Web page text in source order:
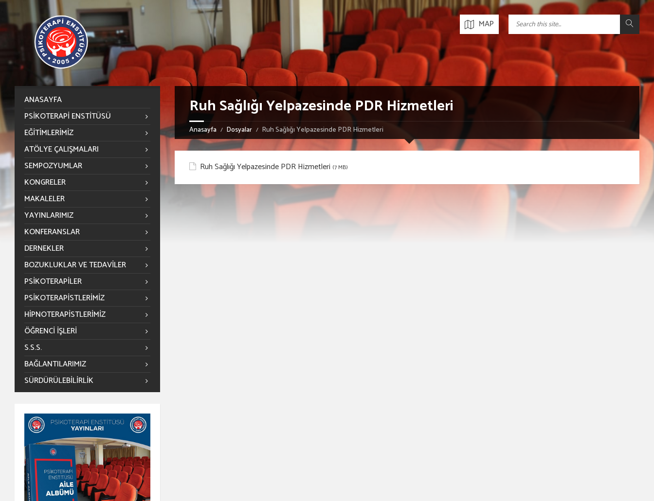
MAP
Ruh Sağlığı Yelpazesinde PDR Hizmetleri
Anasayfa Dosyalar Ruh Sağlığı Yelpazesinde PDR Hizmetleri
Ruh Sağlığı Yelpazesinde PDR Hizmetleri (7 MB)
ANASAYFA
PSIKOTERAPI ENSTITÜSÜ
EĞITIMLERIMIZ
ATÖLYE ÇALIŞMALARI
SEMPOZYUMLAR
KONGRELER
MAKALELER
YAYINLARIMIZ
KONFERANSLAR
DERNEKLER
BOZUKLUKLAR VE TEDAVILER
PSIKOTERAPILER
PSIKOTERAPISTLERIMIZ
HIPNOTERAPISTLERIMIZ
ÖĞRENCİ İŞLERİ
S.S.S.
BAĞLANTILARIMIZ
SÜRDÜRÜLEBILIRLIK